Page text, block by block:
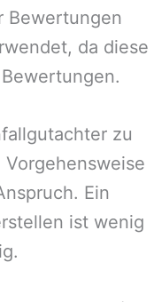
Bewertungen
da diese
zu
Ein
ist wenig